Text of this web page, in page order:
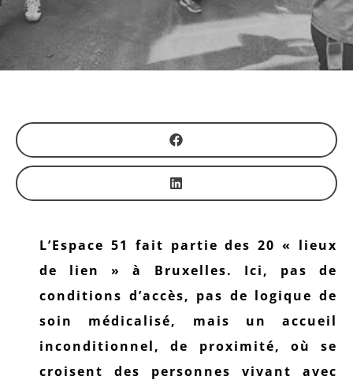
L’Espace 51 fait partie des 20 « lieux
de lien » à Bruxelles. Ici, pas de
conditions d’accès, pas de logique de
soin médicalisé, mais un accueil
inconditionnel, de proximité, où se
croisent des personnes vivant avec